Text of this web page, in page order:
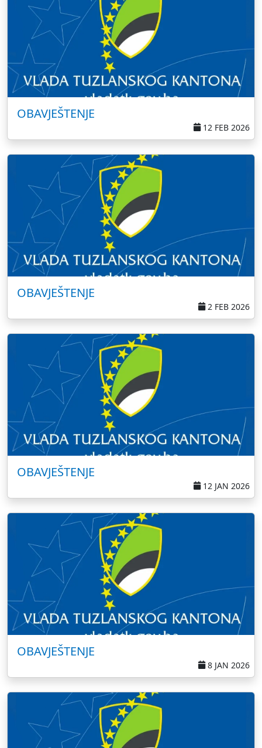
OBAVJEŠTENJE
12 FEB 2026
OBAVJEŠTENJE
2 FEB 2026
OBAVJEŠTENJE
12 JAN 2026
OBAVJEŠTENJE
8 JAN 2026